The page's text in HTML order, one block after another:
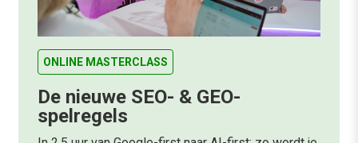
ONLINE MASTERCLASS
De nieuwe SEO- & GEO-
spelregels